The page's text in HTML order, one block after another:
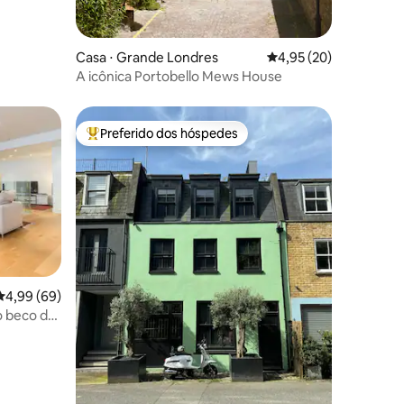
Casa ⋅ Grande Londres 4,95 de uma
4,95 (20)
A icônica Portobello Mews House
hóspedes
de uma avaliação média de 5, 69 avaliações
4,99 (69)
beco de
Entre os melhores preferidos dos hóspedes
Preferido dos hóspedes